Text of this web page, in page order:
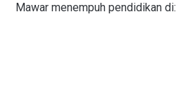
Mawar menempuh pendidikan di: